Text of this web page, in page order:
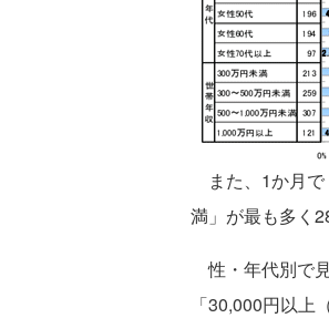
また、1か月で
満」が最も多く
性・年代別で
「30,000円以上